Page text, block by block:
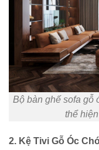
Bộ bàn ghế sofa gỗ
thể
2. Kệ Tivi Gỗ Óc